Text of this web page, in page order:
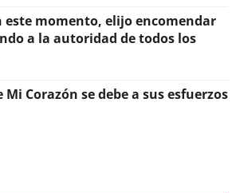
este momento, elijo encomendar
a la autoridad de todos los
Corazón se debe a sus esfuerzos